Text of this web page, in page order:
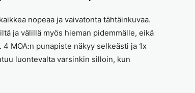
nopeaa ja vaivatonta tähtäinkuvaa.
ja välillä myös hieman pidemmälle, eikä
MOA:n punapiste näkyy selkeästi ja 1x
luontevalta varsinkin silloin, kun